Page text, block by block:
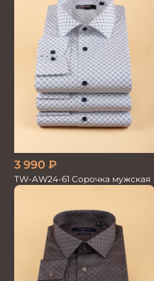
3 990 ₽
TW-AW24-61 Сорочка мужская